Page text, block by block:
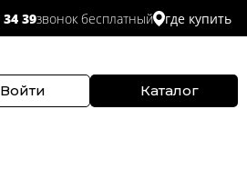
39звонок бесплатный где купить
Войти Каталог